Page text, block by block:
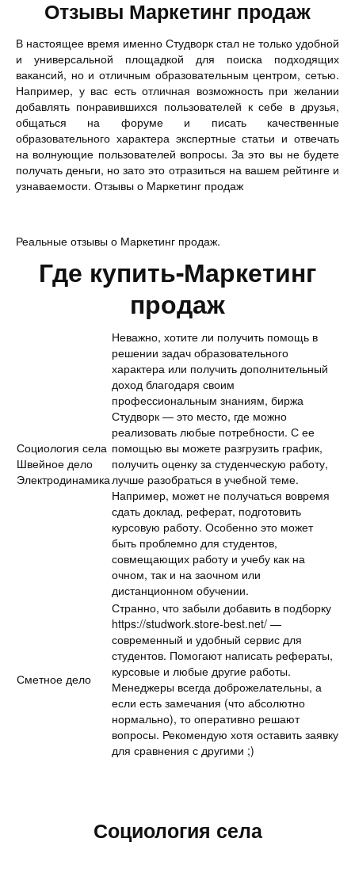
Отзывы Маркетинг продаж
В настоящее время именно Студворк стал не только удобной
и универсальной площадкой для поиска подходящих
вакансий, но и отличным образовательным центром, сетью.
Например, у вас есть отличная возможность при желании
добавлять понравившихся пользователей к себе в друзья,
общаться на форуме и писать качественные
образовательного характера экспертные статьи и отвечать
на волнующие пользователей вопросы. За это вы не будете
получать деньги, но зато это отразиться на вашем рейтинге и
узнаваемости. Отзывы о Маркетинг продаж
Реальные отзывы о Маркетинг продаж.
Где купить-Маркетинг
продаж
Социология села
Швейное дело
Электродинамика
Неважно, хотите ли получить помощь в
решении задач образовательного
характера или получить дополнительный
доход благодаря своим
профессиональным знаниям, биржа
Студворк — это место, где можно
реализовать любые потребности. С ее
помощью вы можете разгрузить график,
получить оценку за студенческую работу,
лучше разобраться в учебной теме.
Например, может не получаться вовремя
сдать доклад, реферат, подготовить
курсовую работу. Особенно это может
быть проблемно для студентов,
совмещающих работу и учебу как на
очном, так и на заочном или
дистанционном обучении.
Сметное дело
Странно, что забыли добавить в подборку
https://studwork.store-best.net/ —
современный и удобный сервис для
студентов. Помогают написать рефераты,
курсовые и любые другие работы.
Менеджеры всегда доброжелательны, а
если есть замечания (что абсолютно
нормально), то оперативно решают
вопросы. Рекомендую хотя оставить заявку
для сравнения с другими ;)
Социология села